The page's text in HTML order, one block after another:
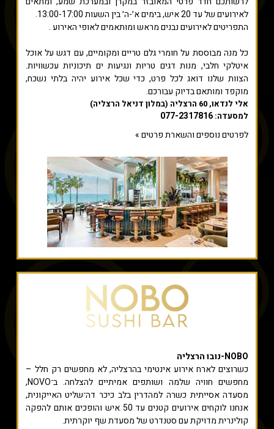
לאירועים של עד 20 איש, בימים א׳-ה׳ בין השעות 13:00-17:00.
התפריטים לאירועים נבנים מראש ומותאמים לאופי האירוע .
כל מנה מבוססת על חומרי גלם טריים ומקומיים, עם דגש על אוכל
איטלקי חלבי, מנות דגים טריות ונגיעות ים תיכוניות עכשוויות.
הצוות שלנו דואג לכל פרט, כדי שכל אירוע יהיה בלתי נשכח,
מוקפד ומותאם בדיוק עבורכם.
אלי לנדאו, 60 הרצליה (במלון דניאל הרצליה)
למסעדה: 077-2317816
לפרטים נוספים והשארת פרטים »
NOBO-נובו הרצליה
כשרוצים לארח אירוע אינטימי בהרצליה, לא מחפשים רק חלל –
מחפשים חוויה שלמה ושותפים אמיתיים להצלחה. ב־NOVO,
מסעדה אסייתית כשרה למהדרין בלב כיכר דה־שליט האייקונית,
אנחנו לוקחים אירועים קטנים עד 50 איש והופכים אותם להפקה
קולינרית מדויקת עם סטנדרט של מסעדת שף יוקרתית.